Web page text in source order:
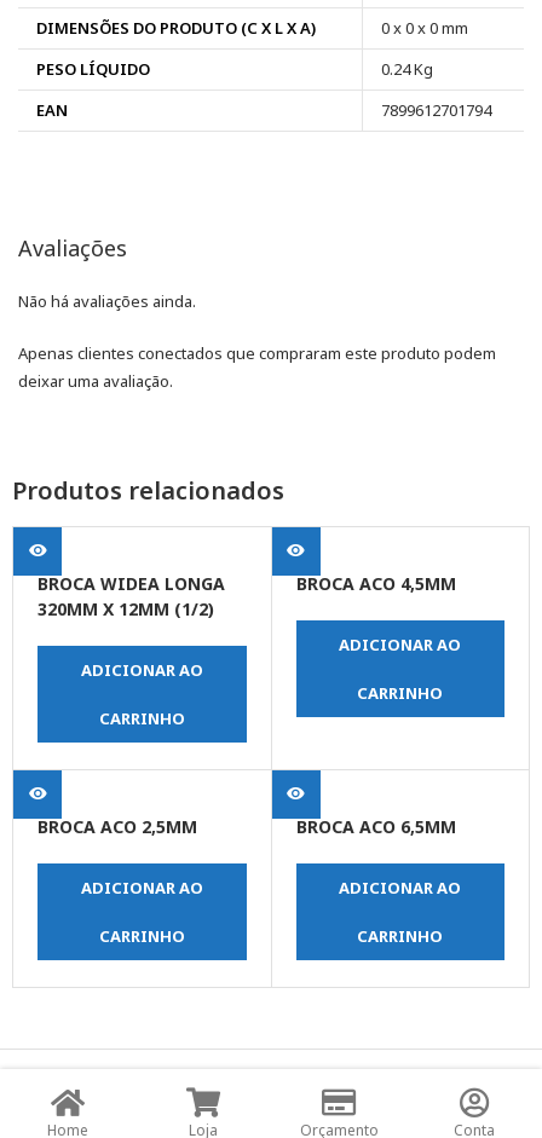
DIMENSÕES DO PRODUTO (C X L X A)
0 x 0 x 0 mm
PESO LÍQUIDO
0.24 Kg
EAN
7899612701794
Avaliações
Não há avaliações ainda.
Apenas clientes conectados que compraram este produto podem
deixar uma avaliação.
Produtos relacionados
BROCA WIDEA LONGA
320MM X 12MM (1/2)
ADICIONAR AO
CARRINHO
BROCA ACO 4,5MM
ADICIONAR AO
CARRINHO
BROCA ACO 2,5MM
ADICIONAR AO
CARRINHO
BROCA ACO 6,5MM
ADICIONAR AO
CARRINHO
© Copyright JPrime Ferramentas - Todos os Direitos
Reservados - Desenvolvido por UNO Studio Digital.
Home Loja Orçamento Conta